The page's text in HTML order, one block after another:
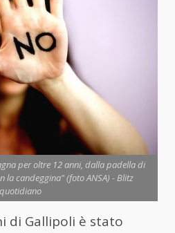
per oltre 12 anni, dalla padella di
la candeggina" (foto ANSA) - Blitz
quotidiano
di Gallipoli è stato